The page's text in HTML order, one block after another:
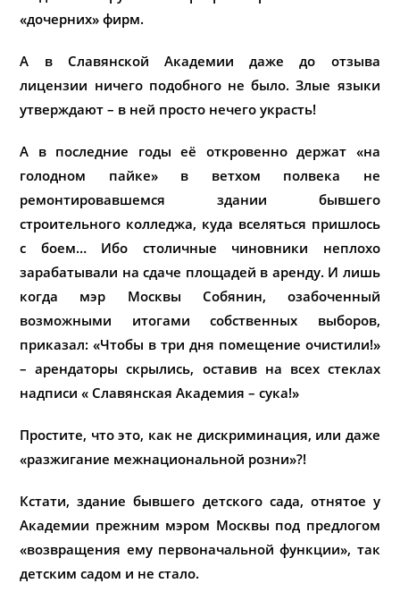
«дочерних» фирм.
А в Славянской Академии даже до отзыва
лицензии ничего подобного не было. Злые языки
утверждают – в ней просто нечего украсть!
А в последние годы её откровенно держат «на
голодном пайке» в ветхом полвека не
ремонтировавшемся здании бывшего
строительного колледжа, куда вселяться пришлось
с боем… Ибо столичные чиновники неплохо
зарабатывали на сдаче площадей в аренду. И лишь
когда мэр Москвы Собянин, озабоченный
возможными итогами собственных выборов,
приказал: «Чтобы в три дня помещение очистили!»
– арендаторы скрылись, оставив на всех стеклах
надписи « Славянская Академия – сука!»
Простите, что это, как не дискриминация, или даже
«разжигание межнациональной розни»?!
Кстати, здание бывшего детского сада, отнятое у
Академии прежним мэром Москвы под предлогом
«возвращения ему первоначальной функции», так
детским садом и не стало.